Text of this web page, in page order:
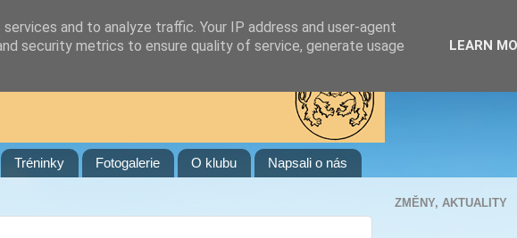
Tréninky Fotogalerie O klubu Napsali o nás
ZMĚNY, AKTUALITY
and to analyze traffic. Your IP address and user-agent
security metrics to ensure quality of service, generate usage
LEARN